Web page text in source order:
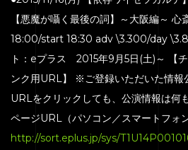
HOME
SERVICE
ENGENEER
【悪魔が囁く最後の詞】～大阪編～
18:00/start 18:30 adv \3.300/day
ト：eプラス 2015年9月5日(土)～ 【
ンク用URL】 ※ご登録いただいた情報
URLをクリックしても、公演情報は何
ページURL（パソコン／スマートフォ
http://sort.eplus.jp/sys/